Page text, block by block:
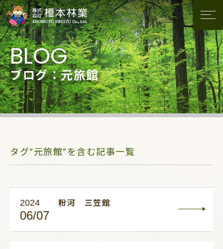
ブログ：元旅館
タグ“元旅館”を含む記事一覧
2024
06/07
粉河 三笠館